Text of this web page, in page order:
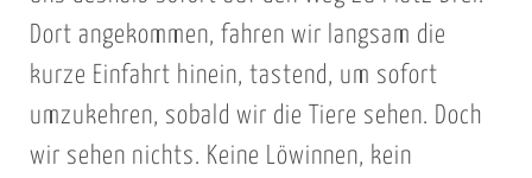
Dort angekommen, fahren wir langsam die
kurze Einfahrt hinein, tastend, um sofort
umzukehren, sobald wir die Tiere sehen. Doch
wir sehen nichts. Keine Löwinnen, kein